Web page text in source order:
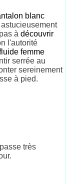
blanc
àdécouvrir
l'autorité
femme
serrée au
sereinement
à pied.
très